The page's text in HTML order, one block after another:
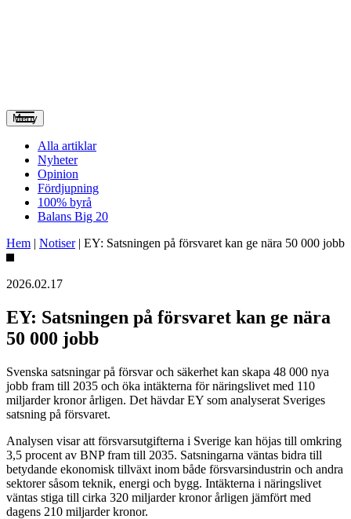
Meny
Alla artiklar
Nyheter
Opinion
Fördjupning
100% byrå
Balans Big 20
Hem | Notiser| EY: Satsningen på försvaret kan ge nära 50 000 jobb
2026.02.17
EY: Satsningen på försvaret kan ge nära
50 000 jobb
Svenska satsningar på försvar och säkerhet kan skapa 48 000 nya
jobb fram till 2035 och öka intäkterna för näringslivet med 110
miljarder kronor årligen. Det hävdar EY som analyserat Sveriges
satsning på försvaret.
Analysen visar att försvarsutgifterna i Sverige kan höjas till omkring
3,5 procent av BNP fram till 2035. Satsningarna väntas bidra till
betydande ekonomisk tillväxt inom både försvarsindustrin och andra
sektorer såsom teknik, energi och bygg. Intäkterna i näringslivet
väntas stiga till cirka 320 miljarder kronor årligen jämfört med
dagens 210 miljarder kronor.